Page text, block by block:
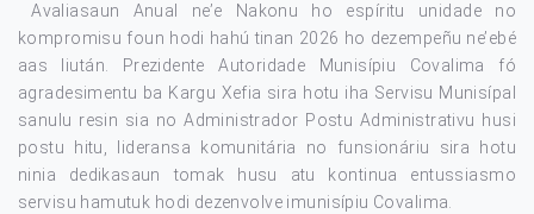
Avaliasaun Anual ne’e Nakonu ho espíritu unidade no
kompromisu foun hodi hahú tinan 2026 ho dezempeñu ne’ebé
aas liután. Prezidente Autoridade Munisípiu Covalima fó
agradesimentu ba Kargu Xefia sira hotu iha Servisu Munisípal
sanulu resin sia no Administrador Postu Administrativu husi
postu hitu, lideransa komunitária no funsionáriu sira hotu
ninia dedikasaun tomak husu atu kontinua entussiasmo
servisu hamutuk hodi dezenvolve imunisípiu Covalima.